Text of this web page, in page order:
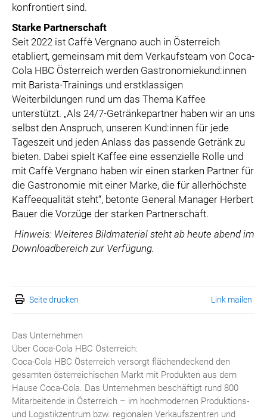
konfrontiert sind.
Starke Partnerschaft
Seit 2022 ist Caffè Vergnano auch in Österreich
etabliert, gemeinsam mit dem Verkaufsteam von Coca-
Cola HBC Österreich werden Gastronomiekund:innen
mit Barista-Trainings und erstklassigen
Weiterbildungen rund um das Thema Kaffee
unterstützt. „Als 24/7-Getränkepartner haben wir an uns
selbst den Anspruch, unseren Kund:innen für jede
Tageszeit und jeden Anlass das passende Getränk zu
bieten. Dabei spielt Kaffee eine essenzielle Rolle und
mit Caffè Vergnano haben wir einen starken Partner für
die Gastronomie mit einer Marke, die für allerhöchste
Kaffeequalität steht“, betonte General Manager Herbert
Bauer die Vorzüge der starken Partnerschaft.
Hinweis: Weiteres Bildmaterial steht ab heute abend im
Downloadbereich zur Verfügung.
Seite drucken Link mailen
Das Unternehmen
Über Coca-Cola HBC Österreich:
Coca-Cola HBC Österreich versorgt flächendeckend den
gesamten österreichischen Markt mit Produkten aus dem
Hause Coca-Cola. Das Unternehmen beschäftigt rund 800
Mitarbeitende in Österreich – im hochmodernen Produktions-
und Logistikzentrum bzw. regionalen Verkaufszentren und